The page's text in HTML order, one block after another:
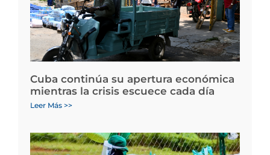
Cuba continúa su apertura económica
mientras la crisis escuece cada día
Leer Más >>